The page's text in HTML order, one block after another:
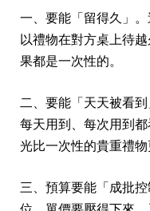
一、要能「留得久」
以禮物在對方桌上待
果都是一次性的。
二、要能「天天被看到
每天用到、每次用到
光比一次性的貴重禮物
三、預算要能「成批